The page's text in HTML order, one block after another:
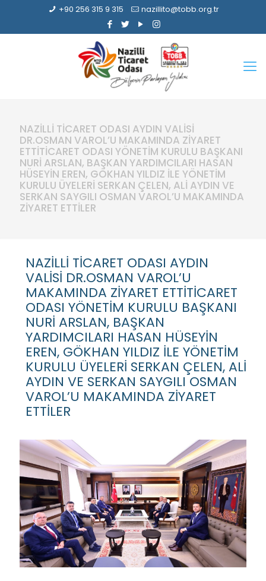
+90 256 315 9 315 nazillito@tobb.org.tr
NAZİLLİ TİCARET ODASI AYDIN VALİSİ
DR.OSMAN VAROL’U MAKAMINDA ZİYARET
ETTİTİCARET ODASI YÖNETİM KURULU BAŞKANI
NURİ ARSLAN, BAŞKAN YARDIMCILARI HASAN
HÜSEYİN EREN, GÖKHAN YILDIZ İLE YÖNETİM
KURULU ÜYELERİ SERKAN ÇELEN, ALİ AYDIN VE
SERKAN SAYGILI OSMAN VAROL’U MAKAMINDA
ZİYARET ETTİLER
NAZİLLİ TİCARET ODASI AYDIN
VALİSİ DR.OSMAN VAROL’U
MAKAMINDA ZİYARET ETTİTİCARET
ODASI YÖNETİM KURULU BAŞKANI
NURİ ARSLAN, BAŞKAN
YARDIMCILARI HASAN HÜSEYİN
EREN, GÖKHAN YILDIZ İLE YÖNETİM
KURULU ÜYELERİ SERKAN ÇELEN, ALİ
AYDIN VE SERKAN SAYGILI OSMAN
VAROL’U MAKAMINDA ZİYARET
ETTİLER